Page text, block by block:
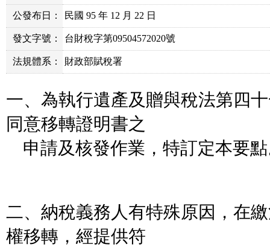
公發布日： 民國 95 年 12 月 22 日
發文字號： 台財稅字第09504572020號
法規體系： 財政部賦稅署
一、為執行遺產及贈與稅法第四
同意移轉證明書之
申請及核發作業，特訂定本要
二、納稅義務人有特殊原因，在
權移轉，經提供符